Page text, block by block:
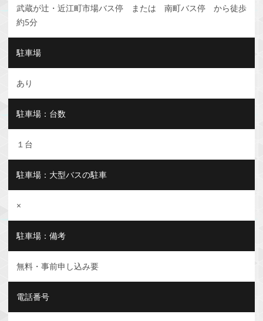
武蔵が辻・近江町市場バス停 または 南町バス停 から徒歩
約5分
駐車場
あり
駐車場：台数
１台
駐車場：大型バスの駐車
×
駐車場：備考
無料・事前申し込み要
電話番号